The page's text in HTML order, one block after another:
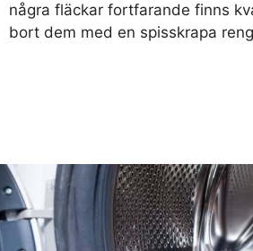
några fläckar fortfarande finns
bort dem med en spisskrapa